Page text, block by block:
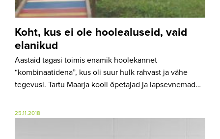
Koht, kus ei ole hoolealuseid, vaid
elanikud
Aastaid tagasi toimis enamik hoolekannet
“kombinaatidena”, kus oli suur hulk rahvast ja vähe
tegevusi. Tartu Maarja kooli õpetajad ja lapsevnemad…
25.11.2018